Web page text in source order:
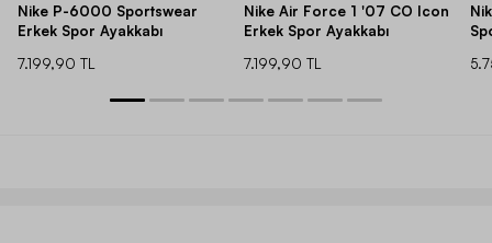
Nike P-6000 Sportswear
Erkek Spor Ayakkabı
7.199,90 TL
Nike Air Force 1 '07 CO Icon
Erkek Spor Ayakkabı
7.199,90 TL